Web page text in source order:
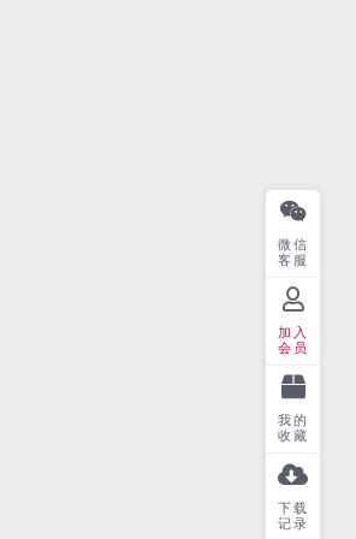
微信
客服
加入
会员
我的
收藏
下载
记录